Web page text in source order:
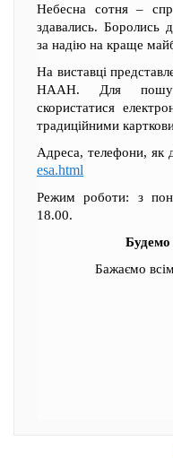
Небесна сотня –
здавались. Боролись
за надію на краще
На виставці
НААН. Для
скористатися
традиційними
Адреса, телефони, як
esa.html
Режим роботи: з
18.00.
Будемо
Бажаємо